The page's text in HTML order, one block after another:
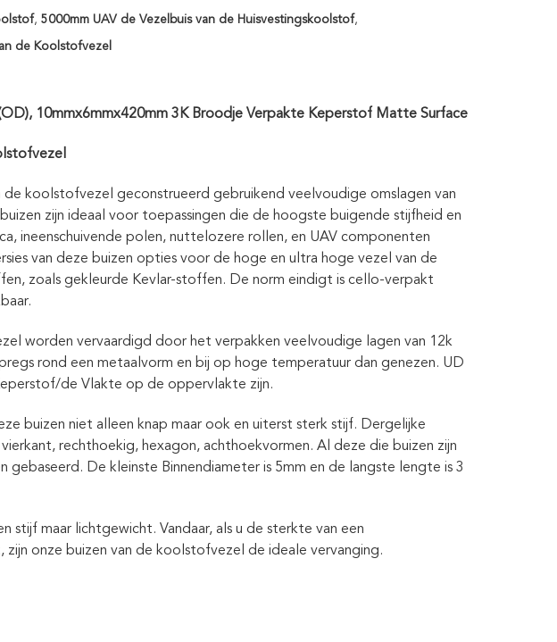
, 5000mm UAV de Vezelbuis van de Huisvestingskoolstof,
de Koolstofvezel
10mmx6mmx420mm 3K Broodje Verpakte Keperstof Matte Surface
koolstofvezel geconstrueerd gebruikend veelvoudige omslagen van
zijn ideaal voor toepassingen die de hoogste buigende stijfheid en
ineenschuivende polen, nuttelozere rollen, en UAV componenten
van deze buizen opties voor de hoge en ultra hoge vezel van de
zoals gekleurde Kevlar-stoffen. De norm eindigt is cello-verpakt
worden vervaardigd door het verpakken veelvoudige lagen van 12k
rond een metaalvorm en bij op hoge temperatuur dan genezen. UD
de Vlakte op de oppervlakte zijn.
buizen niet alleen knap maar ook en uiterst sterk stijf. Dergelijke
rechthoekig, hexagon, achthoekvormen. Al deze die buizen zijn
De kleinste Binnendiameter is 5mm en de langste lengte is 3
stijf maar lichtgewicht. Vandaar, als u de sterkte van een
onze buizen van de koolstofvezel de ideale vervanging.